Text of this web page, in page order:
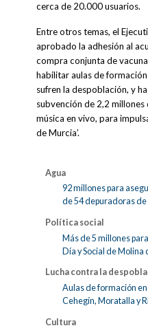
cerca de 20.000 usuarios.
Entre otros temas, el
aprobado la adhesión al
compra conjunta de
habilitar aulas de
sufren la despoblación, y
subvención de 2,2
música en vivo, para
de Murcia’.
Agua
92 millones para
de 54 depuradoras de
Política social
Más de 5 millones
Día y Social de Molina
Lucha contra la
Aulas de formación
Cehegín, Moratalla y
Cultura